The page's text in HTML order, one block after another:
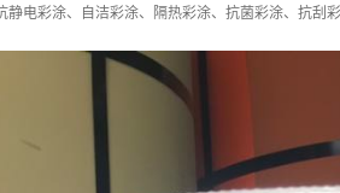
电彩涂、自洁彩涂、隔热彩涂、抗菌彩涂、抗刮彩